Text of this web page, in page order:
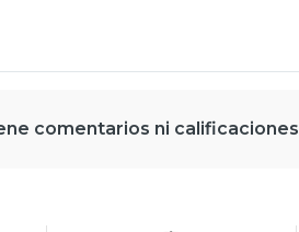
comentarios ni calificaciones